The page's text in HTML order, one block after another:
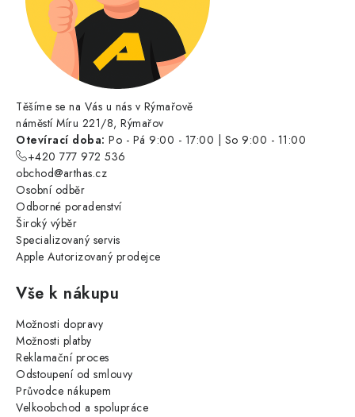
Těšíme se na Vás u nás v Rýmařově
náměstí Míru 221/8, Rýmařov
Otevírací doba: Po - Pá 9:00 - 17:00 | So 9:00 - 11:00
+420 777 972 536
obchod@arthas.cz
Osobní odběr
Odborné poradenství
Široký výběr
Specializovaný servis
Apple Autorizovaný prodejce
Vše k nákupu
Možnosti dopravy
Možnosti platby
Reklamační proces
Odstoupení od smlouvy
Průvodce nákupem
Velkoobchod a spolupráce